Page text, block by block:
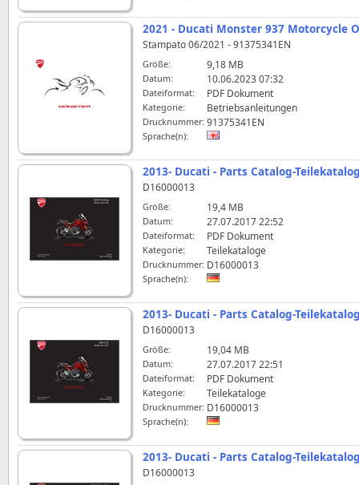
2021 - Ducati Monster 937 Motorcycle
Stampato 06/2021 - 91375341EN
Größe: 9,18 MB
Datum: 10.06.2023 07:32
Dateiformat: PDF Dokument
Kategorie: Betriebsanleitungen
Drucknummer: 91375341EN
Sprache(n):
2013- Ducati - Parts Catalog-
D16000013
Größe: 19,4 MB
Datum: 27.07.2017 22:52
Dateiformat: PDF Dokument
Kategorie: Teilekataloge
Drucknummer: D16000013
Sprache(n):
2013- Ducati - Parts Catalog-
D16000013
Größe: 19,04 MB
Datum: 27.07.2017 22:51
Dateiformat: PDF Dokument
Kategorie: Teilekataloge
Drucknummer: D16000013
Sprache(n):
2013- Ducati - Parts Catalog-
D16000013